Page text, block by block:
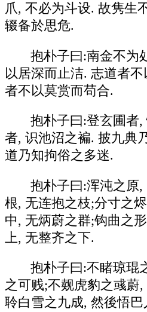
爪, 不必为斗设. 故隽生
辍备於思危.
抱朴子曰:南金不为
以居深而止洁. 志道者
者不以莫赏而苟合.
抱朴子曰:登玄圃者
者, 识池沼之褊. 披九典
道乃知拘俗之多迷.
抱朴子曰:浑沌之原
根, 无连抱之枝;分寸之
中, 无炳蔚之群;钩曲之
上, 无整齐之下.
抱朴子曰:不睹琼琨
之可贱;不觌虎豹之彧蔚
聆白雪之九成, 然後悟